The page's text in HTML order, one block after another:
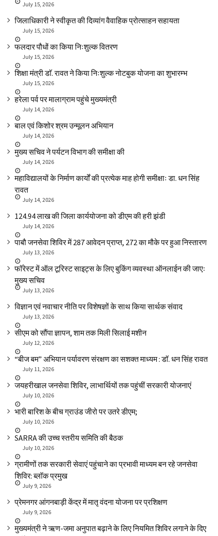
July 15, 2026
जिलाधिकारी ने स्वीकृत की दिव्यांग वैवाहिक प्रोत्साहन सहायता
July 15, 2026
फलदार पौधों का किया निःशुल्क वितरण
July 15, 2026
शिक्षा मंत्री डाॅ. रावत ने किया निःशुल्क नोटबुक योजना का शुभारम्भ
July 15, 2026
हरेला पर्व पर मालाग्राम पहुंचे मुख्यमंत्री
July 14, 2026
बाल एवं किशोर श्रम उन्मूलन अभियान
July 14, 2026
मुख्य सचिव ने पर्यटन विभाग की समीक्षा की
July 14, 2026
महाविद्यालयों के निर्माण कार्यों की प्रत्येक माह होगी समीक्षाः डा. धन सिंह
रावत
July 14, 2026
₹124.94 लाख की जिला कार्ययोजना को डीएम की हरी झंडी
July 14, 2026
पाबौ जनसेवा शिविर में 287 आवेदन प्राप्त, 272 का मौके पर हुआ निस्तारण
July 13, 2026
फॉरेस्ट में ऑल टूरिस्ट साइट्स के लिए बुकिंग व्यवस्था ऑनलाईन की जाएः
मुख्य सचिव
July 13, 2026
विज्ञान एवं नवाचार नीति पर विशेषज्ञों के साथ किया सार्थक संवाद
July 13, 2026
सीएम को सौंपा ज्ञापन, शाम तक मिली सिलाई मशीन
July 12, 2026
“बीज बम” अभियान पर्यावरण संरक्षण का सशक्त माध्यम : डॉ. धन सिंह रावत
July 11, 2026
जयहरीखाल जनसेवा शिविर, लाभार्थियों तक पहुंचीं सरकारी योजनाएं
July 10, 2026
भारी बारिश के बीच ग्राउंड जीरो पर उतरे डीएम;
July 10, 2026
SARRA की उच्च स्तरीय समिति की बैठक
July 10, 2026
ग्रामीणों तक सरकारी सेवाएं पहुंचाने का प्रभावी माध्यम बन रहे जनसेवा
शिविर: ब्लॉक प्रमुख
July 9, 2026
प्रेमनगर आंगनबाड़ी केंद्र में मातृ वंदना योजना पर प्रशिक्षण
July 9, 2026
मुख्यमंत्री ने ऋण-जमा अनुपात बढ़ाने के लिए नियमित शिविर लगाने के दिए